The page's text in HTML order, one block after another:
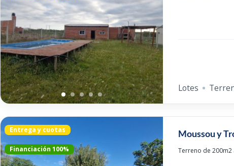
Lotes
Entrega y cuotas
Financiación 100%
Moussou y
Terreno de